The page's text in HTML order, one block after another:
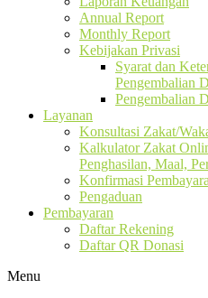
Annual Report
Monthly Report
Kebijakan Privasi
Syarat dan
Pengembalian
Pengembalian
Layanan
Konsultasi Zakat/
Kalkulator Zakat
Penghasilan, Maal,
Konfirmasi
Pengaduan
Pembayaran
Daftar Rekening
Daftar QR Donasi
Menu